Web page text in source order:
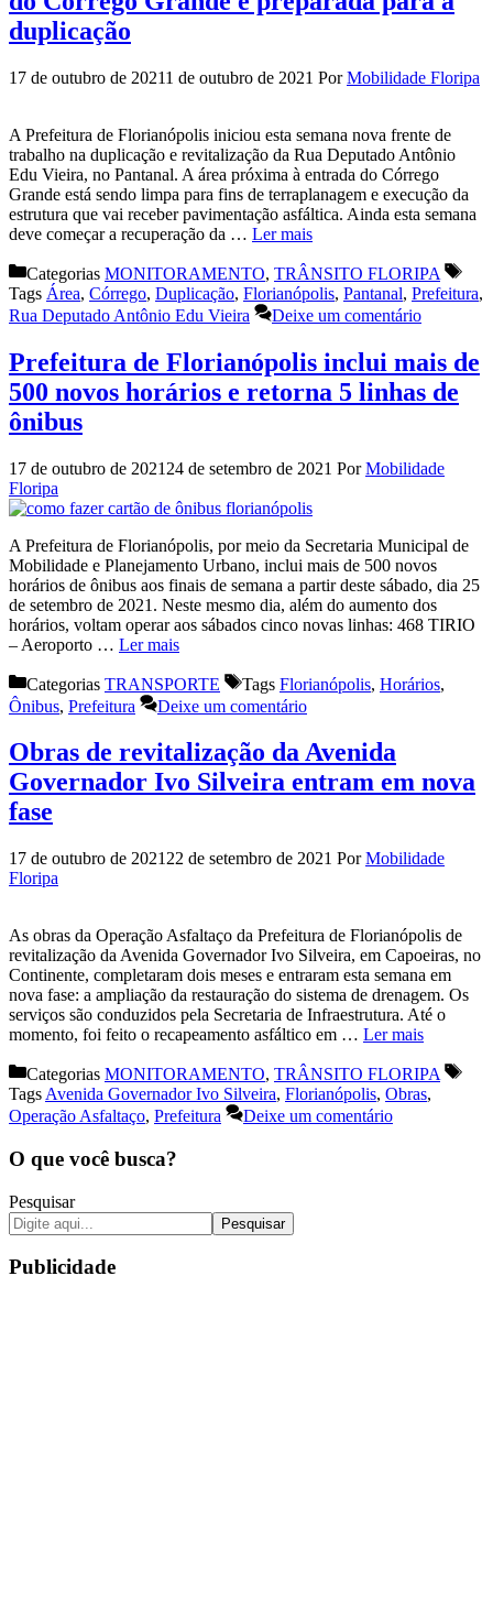
duplicação
17 de outubro de 20211 de outubro de 2021 PorMobilidade Floripa
A Prefeitura de Florianópolis iniciou esta semana nova frente de
trabalho na duplicação e revitalização da Rua Deputado Antônio
Edu Vieira, no Pantanal. A área próxima à entrada do Córrego
Grande está sendo limpa para fins de terraplanagem e execução da
estrutura que vai receber pavimentação asfáltica. Ainda esta semana
deve começar a recuperação da … Ler mais
Categorias MONITORAMENTO, TRÂNSITO FLORIPA
Tags Área, Córrego, Duplicação, Florianópolis, Pantanal, Prefeitura,
Rua Deputado Antônio Edu Vieira
Deixe um comentário
Prefeitura de Florianópolis inclui mais de
500 novos horários e retorna 5 linhas de
ônibus
17 de outubro de 2021 24 de setembro de 2021 PorMobilidade
Floripa
A Prefeitura de Florianópolis, por meio da Secretaria Municipal de
Mobilidade e Planejamento Urbano, inclui mais de 500 novos
horários de ônibus aos finais de semana a partir deste sábado, dia 25
de setembro de 2021. Neste mesmo dia, além do aumento dos
horários, voltam operar aos sábados cinco novas linhas: 468 TIRIO
– Aeroporto … Ler mais
Categorias TRANSPORTE Tags Florianópolis, Horários,
Ônibus, Prefeitura Deixe um comentário
Obras de revitalização da Avenida
Governador Ivo Silveira entram em nova
fase
17 de outubro de 2021 22 de setembro de 2021 PorMobilidade
Floripa
As obras da Operação Asfaltaço da Prefeitura de Florianópolis de
revitalização da Avenida Governador Ivo Silveira, em Capoeiras, no
Continente, completaram dois meses e entraram esta semana em
nova fase: a ampliação da restauração do sistema de drenagem. Os
serviços são conduzidos pela Secretaria de Infraestrutura. Até o
momento, foi feito o recapeamento asfáltico em … Ler mais
Categorias MONITORAMENTO, TRÂNSITO FLORIPA
Tags Avenida Governador Ivo Silveira, Florianópolis, Obras,
Operação Asfaltaço, Prefeitura Deixe um comentário
O que você busca?
Pesquisar
Pesquisar
Publicidade